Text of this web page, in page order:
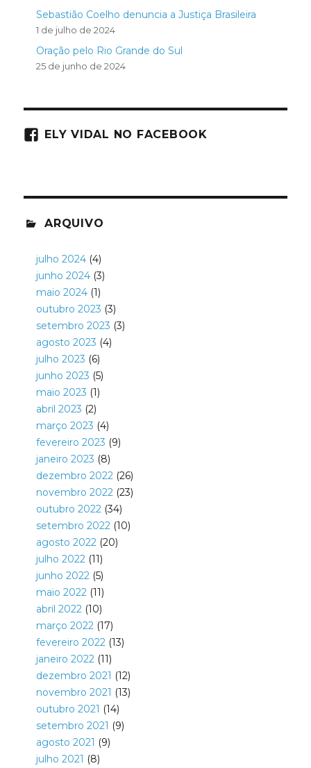
Sebastião Coelho denuncia a Justiça Brasileira
1 de julho de 2024
Oração pelo Rio Grande do Sul
25 de junho de 2024
ELY VIDAL NO FACEBOOK
ARQUIVO
julho 2024(4)
junho 2024(3)
maio 2024(1)
outubro 2023 (3)
setembro 2023 (3)
agosto 2023 (4)
julho 2023 (6)
junho 2023 (5)
maio 2023 (1)
abril 2023 (2)
março 2023 (4)
fevereiro 2023 (9)
janeiro 2023 (8)
dezembro 2022(26)
novembro 2022(23)
outubro 2022(34)
setembro 2022(10)
agosto 2022(20)
julho 2022(11)
junho 2022(5)
maio 2022(11)
abril 2022(10)
março 2022(17)
fevereiro 2022(13)
janeiro 2022(11)
dezembro 2021 (12)
novembro 2021 (13)
outubro 2021 (14)
setembro 2021 (9)
agosto 2021 (9)
julho 2021 (8)